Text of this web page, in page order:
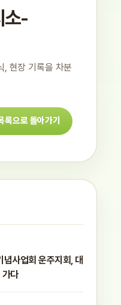
소-
, 현장 기록을 차분
록으로 돌아가기
사업회 운주지회, 대
가다